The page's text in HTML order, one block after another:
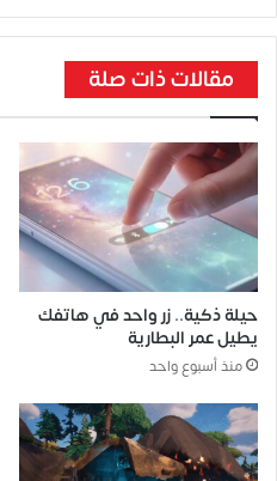
مقالات ذات صلة
حيلة ذكية.. زر واحد في هاتفك
يطيل عمر البطارية
منذ أسبوع واحد